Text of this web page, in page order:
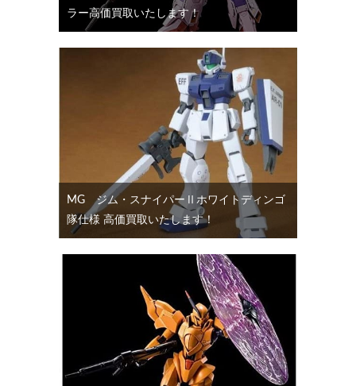
ラー高価買取いたします！
MG ジム・スナイパーⅡホワイトディンゴ
隊仕様 高価買取いたします！